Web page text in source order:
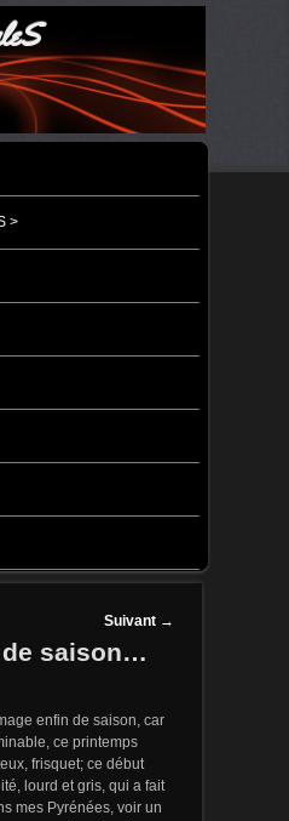
PRINCIPALE
SECONDAIRE
>
Suivant →
de saison…
enfin de saison, car
ce printemps
frisquet; ce début
lourd et gris, qui a fait
mes Pyrénées, voir un